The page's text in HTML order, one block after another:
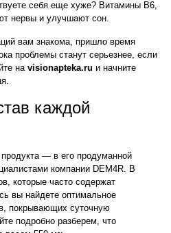
себя еще хуже? Витамины B6,
нервы и улучшают сон.
вам знакома, пришло время
проблемы станут серьезнее, если
наvisionapteka.ru и начните
каждой
— в его продуманной
компании DEM4R. В
которые часто содержат
вы найдете оптимальное
покрывающих суточную
подробно разберем, что